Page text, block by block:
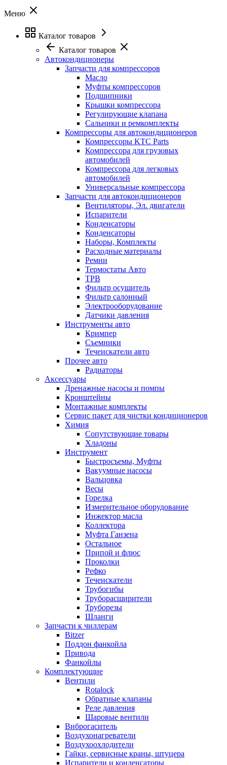
Меню
Каталог товаров
Каталог товаров
Автокондиционеры
Запчасти для компрессоров
Масло
Муфты компрессоров
Подшипники
Крышки компрессора
Регулирующие клапана
Сальники и ремкомплекты
Компрессоры для автокондиционеров
Компрессоры KTC Parts
Компрессора для грузовых
автомобилей
Компрессора для легковых
автомобилей
Универсальные компрессора
Запчасти для автокондиционеров
Вентиляторы, Эл. двигатели
Испарители
Конденсаторы
Конденсаторы
Наборы, Комплекты
Расходные материалы
Ремни
Термостаты Авто
ТРВ
Фильтр осушитель
Фильтр салонный
Электрооборудование
Датчики давления
Инструменты авто
Кримпер
Съемники
Течеискатели авто
Прочее авто
Радиаторы
Аксессуары
Дренажные насосы и помпы
Кронштейны
Монтажные комплекты
Сервис пакет для чистки кондиционеров
Химия
Сопутствующие товары
Хладоны
Инструмент
Быстросъемы, Муфты
Вакуумные насосы
Вальцовка
Весы
Горелка
Измерительное оборудование
Инжектор масла
Коллектора
Муфта Ганзена
Остальное
Припой и флюс
Проколки
Рефко
Течеискатели
Трубогибы
Труборасширители
Труборезы
Шланги
Запчасти к чиллерам
Bitzer
Поддон фанкойла
Привода
Фанкойлы
Комплектующие
Вентили
Rotalock
Обратные клапаны
Реле давления
Шаровые вентили
Виброгаситель
Воздухонагреватели
Воздухоохлодители
Гайки, сервисные краны, штуцера
Испарители и конденсаторы